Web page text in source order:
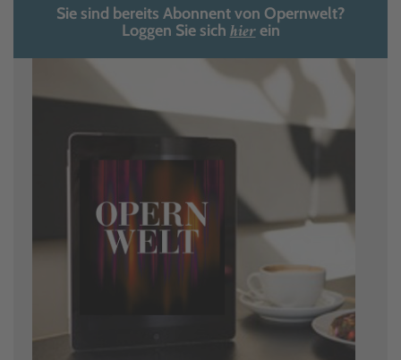
Sie sind bereits Abonnent von Opernwelt?
Loggen Sie sich hierein